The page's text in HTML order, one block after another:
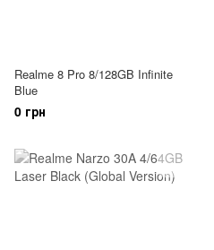
Realme 8 Pro 8/128GB Infinite
Blue
0 грн